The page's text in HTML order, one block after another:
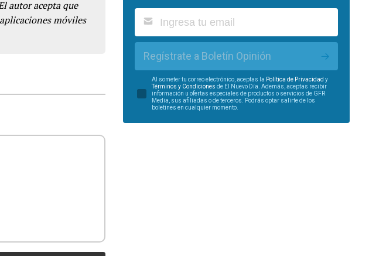
autor acepta que
móviles
Regístrate a Boletín Opinión
Al someter tu correo electrónico, aceptas la Política de Privacidad y
Términos y Condiciones de El Nuevo Día. Además, aceptas recibir
información u ofertas especiales de productos o servicios de GFR
Media, sus afiliadas o de terceros. Podrás optar salirte de los
boletines en cualquier momento.